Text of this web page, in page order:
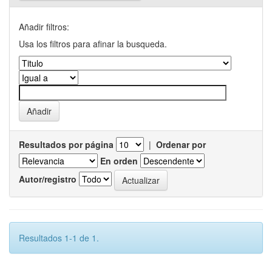
Añadir filtros:
Usa los filtros para afinar la busqueda.
Resultados por página | Ordenar por
En orden
Autor/registro
Resultados 1-1 de 1.